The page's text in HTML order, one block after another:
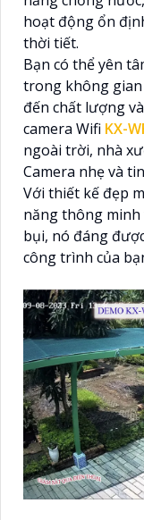
hoạt động ổn
thời tiết.
Bạn có thể yên
trong không gian
đến chất lượng
camera Wifi KX-
ngoài trời, nhà
Camera nhẹ và
Với thiết kế đẹp
năng thông minh
bụi, nó đáng
công trình của